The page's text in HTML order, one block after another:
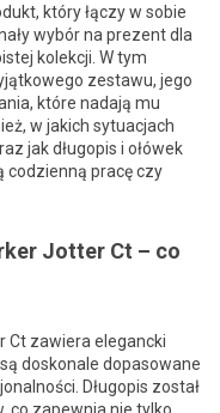
który łączy w sobie
wybór na prezent dla
kolekcji. W tym
zestawu, jego
które nadają mu
w jakich sytuacjach
jak długopis i ołówek
codzienną pracę czy
Jotter Ct – co
Ct zawiera elegancki
doskonale dopasowane
Długopis został